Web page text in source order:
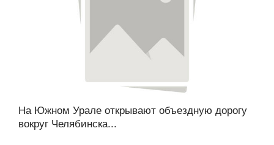
На Южном Урале открывают объездную дорогу
вокруг Челябинска...